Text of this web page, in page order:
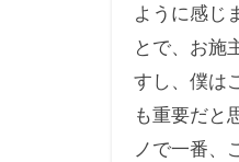
ように感じ
とで、お施
すし、僕は
も重要だと
ノで一番、